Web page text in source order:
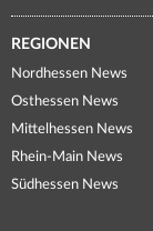
REGIONEN
Nordhessen News
Osthessen News
Mittelhessen News
Rhein-Main News
Südhessen News